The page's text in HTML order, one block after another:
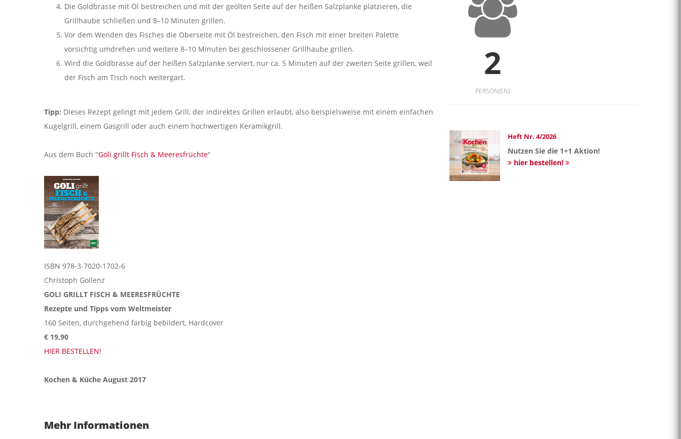
Die Goldbrasse mit Öl bestreichen und mit der geölten Seite auf der heißen Salzplanke platzieren, die
Grillhaube schließen und 8–10 Minuten grillen.
Vor dem Wenden des Fisches die Oberseite mit Öl bestreichen, den Fisch mit einer breiten Palette
vorsichtig umdrehen und weitere 8–10 Minuten bei geschlossener Grillhaube grillen.
Wird die Goldbrasse auf der heißen Salzplanke serviert, nur ca. 5 Minuten auf der zweiten Seite grillen, weil
der Fisch am Tisch noch weitergart.
Tipp: Dieses Rezept gelingt mit jedem Grill, der indirektes Grillen erlaubt, also beispielsweise mit einem einfachen
Kugelgrill, einem Gasgrill oder auch einem hochwertigen Keramikgrill.
Aus dem Buch "Goli grillt Fisch & Meeresfrüchte"
ISBN 978-3-7020-1702-6
Christoph Gollenz
GOLI GRILLT FISCH & MEERESFRÜCHTE
Rezepte und Tipps vom Weltmeister
160 Seiten, durchgehend farbig bebildert, Hardcover
€ 19,90
HIER BESTELLEN!
Kochen & Küche August 2017
Mehr Informationen
2
PERSON(EN)
Heft Nr. 4/2026
Nutzen Sie die 1+1 Aktion!
hier bestellen!